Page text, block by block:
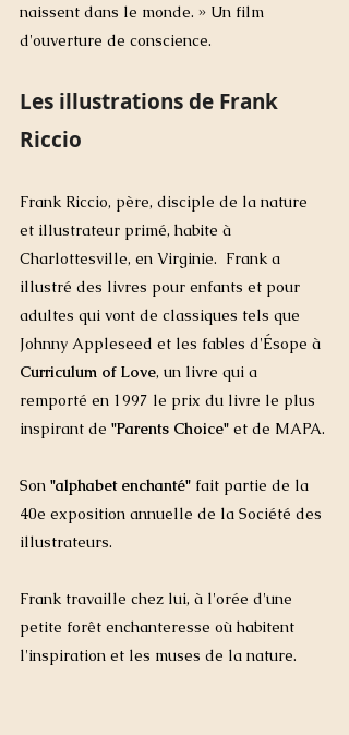
naissent dans le monde. » Un film
d'ouverture de conscience.
Les illustrations de Frank
Riccio
Frank Riccio, père, disciple de la nature
et illustrateur primé, habite à
Charlottesville, en Virginie.  Frank a
illustré des livres pour enfants et pour
adultes qui vont de classiques tels que
Johnny Appleseed et les fables d'Ésope à
Curriculum of Love, un livre qui a
remporté en 1997 le prix du livre le plus
inspirant de "Parents Choice" et de MAPA.
Son "alphabet enchanté" fait partie de la
40e exposition annuelle de la Société des
illustrateurs.
Frank travaille chez lui, à l'orée d'une
petite forêt enchanteresse où habitent
l'inspiration et les muses de la nature.